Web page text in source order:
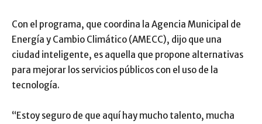
Con el programa, que coordina la Agencia Municipal de
Energía y Cambio Climático (AMECC), dijo que una
ciudad inteligente, es aquella que propone alternativas
para mejorar los servicios públicos con el uso de la
tecnología.
“Estoy seguro de que aquí hay mucho talento, mucha